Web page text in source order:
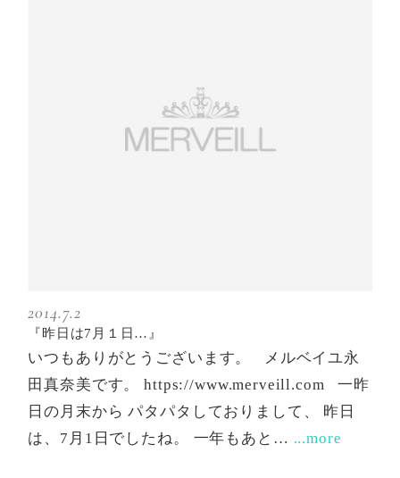
2014.7.2
『昨日は7月１日…』
いつもありがとうございます。 メルベイユ永
田真奈美です。 https://www.merveill.com 一昨
日の月末から パタパタしておりまして、 昨日
は、7月1日でしたね。 一年もあと… ...more